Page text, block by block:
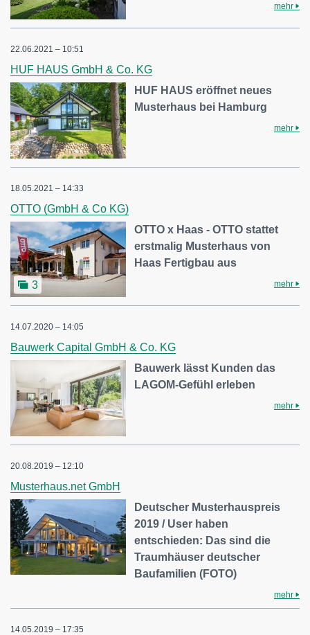
mehr
22.06.2021 – 10:51
HUF HAUS GmbH & Co. KG
HUF HAUS eröffnet neues
Musterhaus bei Hamburg
mehr
18.05.2021 – 14:33
OTTO (GmbH & Co KG)
3
OTTO x Haas - OTTO stattet
erstmalig Musterhaus von
Haas Fertigbau aus
mehr
14.07.2020 – 14:05
Bauwerk Capital GmbH & Co. KG
Bauwerk lässt Kunden das
LAGOM-Gefühl erleben
mehr
20.08.2019 – 12:10
Musterhaus.net GmbH
Deutscher Musterhauspreis
2019 / User haben
entschieden: Das sind die
Traumhäuser deutscher
Baufamilien (FOTO)
mehr
14.05.2019 – 17:35